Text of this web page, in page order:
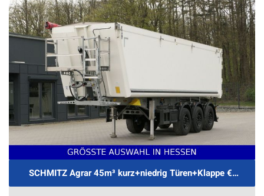
SCHMITZ Agrar 45m³ kurz+niedrig Türen+Klappe €515mtl.